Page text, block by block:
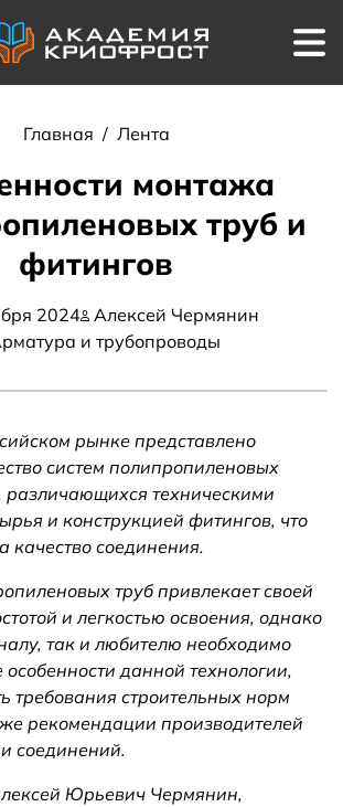
Главная / Лента
монтажа
труб и
фитингов
2024
Алексей Чермянин
и трубопроводы
рынке представлено
систем полипропиленовых
различающихся техническими
и конструкцией фитингов, что
качество соединения.
труб привлекает своей
и легкостью освоения, однако
так и любителю необходимо
данной технологии,
требования строительных норм
рекомендации производителей
соединений.
Юрьевич Чермянин,